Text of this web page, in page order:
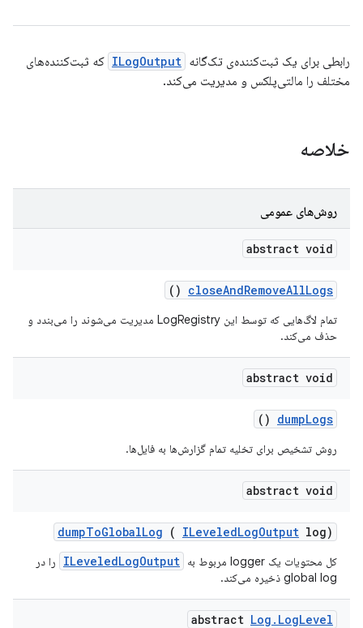
رابطی برای یک ثبت‌کننده‌ی تک‌گانه ILogOutput که ثبت‌کننده‌های
مختلف را مالتی‌پلکس و مدیریت می‌کند.
خلاصه
روش‌های عمومی
abstract void
closeAndRemoveAllLogs
()
تمام لاگ‌هایی که توسط این LogRegistry مدیریت می‌شوند را می‌بندد و
حذف می‌کند.
abstract void
dumpLogs
()
روش تشخیص برای تخلیه تمام گزارش‌ها به فایل‌ها.
abstract void
dumpToGlobalLog ( ILeveledLogOutput log)
کل محتویات یک logger مربوط به ILeveledLogOutput
را در
global log ذخیره می‌کند.
abstract Log . LogLevel